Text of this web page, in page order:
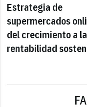
Estrategia de
supermercados
del crecimiento a la
rentabilidad